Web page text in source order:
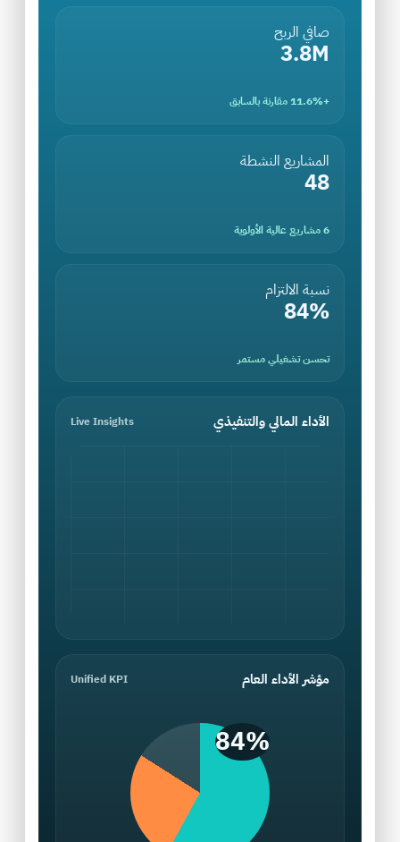
صافي الربح
3.8M
+11.6% مقارنة بالسابق
المشاريع النشطة
48
6 مشاريع عالية الأولوية
نسبة الالتزام
84%
تحسن تشغيلي مستمر
الأداء المالي والتنفيذي Live Insights
مؤشر الأداء العام Unified KPI